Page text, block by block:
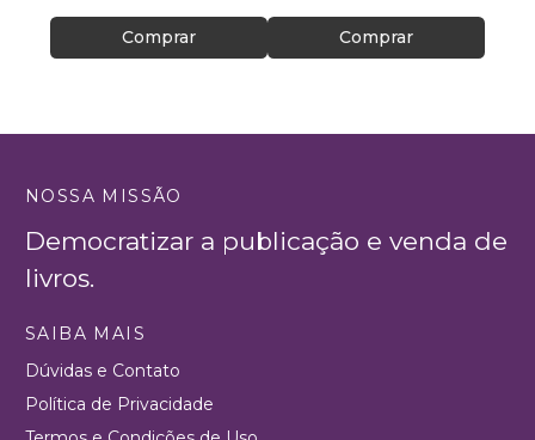
Comprar Comprar
NOSSA MISSÃO
Democratizar a publicação e venda de
livros.
SAIBA MAIS
Dúvidas e Contato
Política de Privacidade